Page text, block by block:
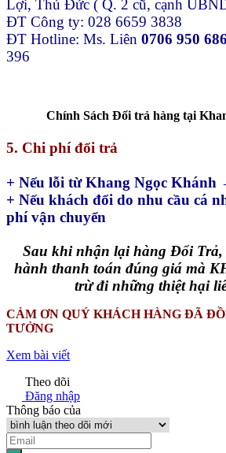
Lợi, Thủ Đức ( Q. 2 cũ, cạnh
ĐT Công ty: 028 6659 3838
ĐT Hotline: Ms. Liên 0706 950
396
Chính Sách Đổi trả hàng tại
5. Chi phí đổi trả
+ Nếu lỗi từ Khang Ngọc Khánh
+ Nếu khách đổi do nhu cầu cá
phí vận chuyển
Sau khi nhận lại hàng Đổi Trả,
hành thanh toán đúng giá mà
trừ đi những thiệt hại
CẢM ƠN QUÝ KHÁCH HÀNG ĐÃ
TƯỞNG
Xem bài viết
Theo dõi
Đăng nhập
Thông báo của